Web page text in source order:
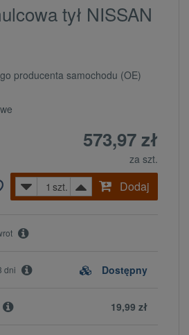
tył NISSAN
producenta samochodu (OE)
573,97 zł
za szt.
szt.
Dodaj
Dostępny
dni
19,99 zł